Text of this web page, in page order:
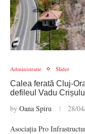
Administratie Slider
Calea ferată Cluj-
defileul Vadu
by Oana Spiru 28/
Asociația Pro